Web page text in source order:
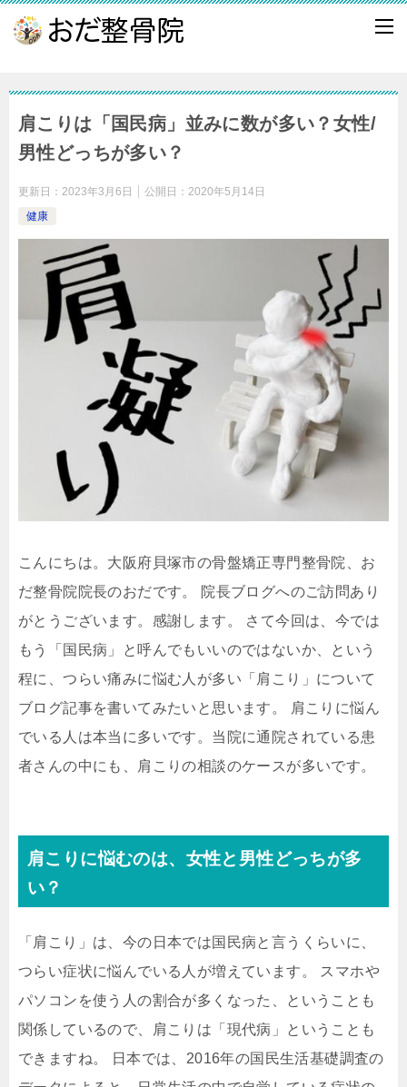
肩こりは「国民病」並みに数が多い？女性/
男性どっちが多い？
更新日： 2023年3月6日 公開日： 2020年5月14日
健康
こんにちは。大阪府貝塚市の骨盤矯正専門整骨院、お
だ整骨院院長のおだです。 院長ブログへのご訪問あり
がとうございます。感謝します。 さて今回は、今では
もう「国民病」と呼んでもいいのではないか、という
程に、つらい痛みに悩む人が多い「肩こり」について
ブログ記事を書いてみたいと思います。 肩こりに悩ん
でいる人は本当に多いです。当院に通院されている患
者さんの中にも、肩こりの相談のケースが多いです。
肩こりに悩むのは、女性と男性どっちが多
い？
「肩こり」は、今の日本では国民病と言うくらいに、
つらい症状に悩んでいる人が増えています。 スマホや
パソコンを使う人の割合が多くなった、ということも
関係しているので、肩こりは「現代病」ということも
できますね。 日本では、2016年の国民生活基礎調査の